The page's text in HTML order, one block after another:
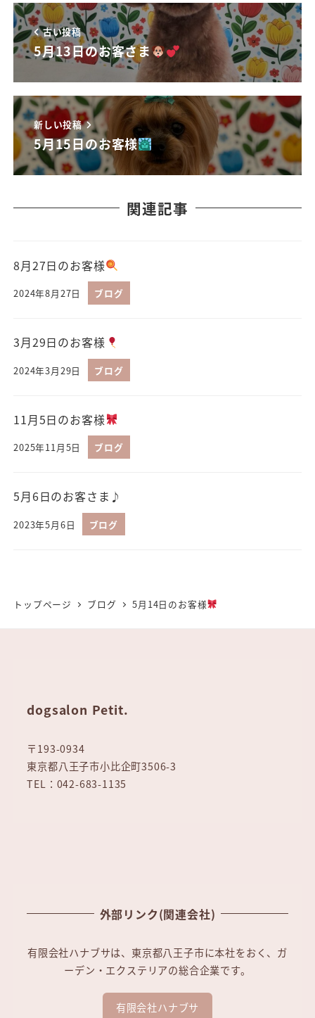
古い投稿
5月13日のお客さま
新しい投稿
5月15日のお客様
関連記事
8月27日のお客様
2024年8月27日 ブログ
3月29日のお客様
2024年3月29日 ブログ
11月5日のお客様
2025年11月5日 ブログ
5月6日のお客さま♪
2023年5月6日 ブログ
トップページ ブログ 5月14日のお客様
dogsalon Petit.
〒193-0934
東京都八王子市小比企町3506-3
TEL：042-683-1135
外部リンク(関連会社)
有限会社ハナブサは、東京都八王子市に本社をおく、ガ
ーデン・エクステリアの総合企業です。
有限会社ハナブサ